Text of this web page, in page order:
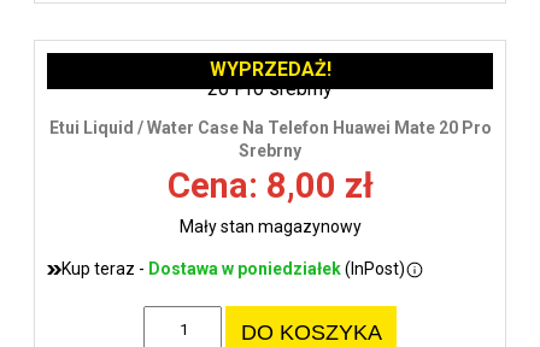
Etui Liquid / Water Case Na Telefon Huawei Mate 20 Pro
Srebrny
Cena: 8,00 zł
Mały stan magazynowy
Kup teraz - Dostawa w poniedziałek(InPost)
DO KOSZYKA
WYPRZEDAŻ!